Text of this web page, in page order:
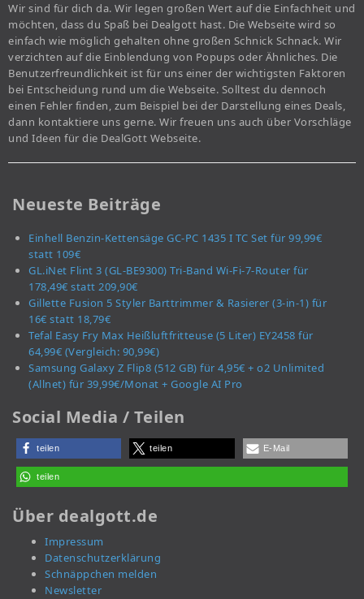
Wir sind für dich da. Wir legen großen Wert auf die Einfachheit und
möchten, dass du Spaß bei Dealgott hast. Die Webseite wird so
einfach wie möglich gehalten ohne großen Schnick Schnack. Wir
verzichten auf die Einblendung von Popups oder Ähnliches. Die
Benutzerfreundlichkeit ist für uns einer der wichtigsten Faktoren
bei Entscheidung rund um die Webseite. Solltest du dennoch
einen Fehler finden, zum Beispiel bei der Darstellung eines Deals,
dann kontaktiere uns gerne. Wir freuen uns auch über Vorschläge
und Ideen für die DealGott Webseite.
Neueste Beiträge
Einhell Benzin-Kettensäge GC-PC 1435 I TC Set für 99,99€
statt 109€
GL.iNet Flint 3 (GL-BE9300) Tri-Band Wi-Fi-7-Router für
178,49€ statt 209,90€
Gillette Fusion 5 Styler Barttrimmer & Rasierer (3-in-1) für
16€ statt 18,79€
Tefal Easy Fry Max Heißluftfritteuse (5 Liter) EY2458 für
64,99€ (Vergleich: 90,99€)
Samsung Galaxy Z Flip8 (512 GB) für 4,95€ + o2 Unlimited
(Allnet) für 39,99€/Monat + Google AI Pro
Social Media / Teilen
teilen teilen E-Mail
teilen
Über dealgott.de
Impressum
Datenschutzerklärung
Schnäppchen melden
Newsletter